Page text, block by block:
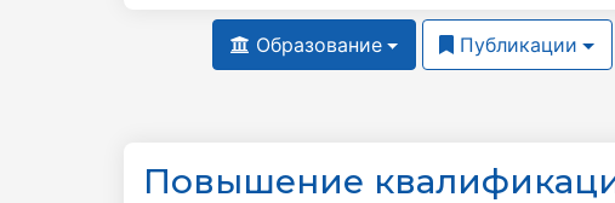
Образование Публикации
Повышение